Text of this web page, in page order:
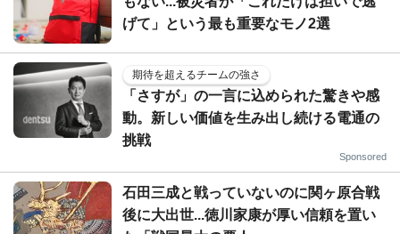
げて」という最も重要なモノ2選
期待を超えるチームの強さ
「さすが」の一言に込められた驚きや感
動。新しい価値を生み出し続ける電通の
挑戦
Sponsored
石田三成と戦っていないのに関ヶ原合戦
後に大出世...徳川家康が厚い信頼を置い